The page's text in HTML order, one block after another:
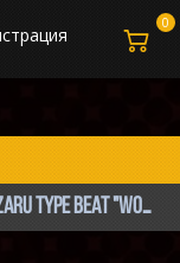
BEAT "Work Sound"
0